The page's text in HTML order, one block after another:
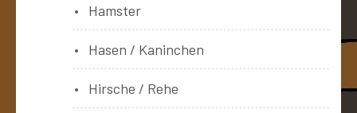
Hamster
Hasen / Kaninchen
Hirsche / Rehe